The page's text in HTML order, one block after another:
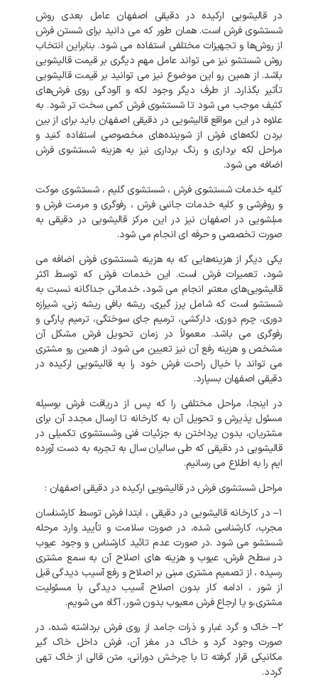
در قالیشویی ارکیده در دقیقی اصفهان عامل بعدی روش
شستشوی فرش است.همان طور که می دانید برای شستن فرش
از روش‌ها و تجهیزات مختلفی استفاده می شود. بنابراین انتخاب
روش شستشو نیز می تواند عامل مهم دیگری بر قیمت قالیشویی
باشد. از همین رو این موضوع نیز می توانید بر قیمت قالیشویی
تأثیر بگذارد. از طرف دیگر وجود لکه و آلودگی روی فرش‌های
کثیف موجب می شود تا شستشوی فرش کمی سخت ترشود. به
علاوه در این مواقع قالیشویی در دقیقی اصفهان باید برای از بین
بردن لکه‌های فرش از شوینده‌های مخصوصی استفاده کنید و
مراحل لکه برداری و رنگ برداری نیز به هزینه شستشوی فرش
اضافه می شود.
کلیه خدمات شستشوی فرش ، شستشوی گلیم ، شستشوی موکت
و روفرشی و کلیه خدمات جانبی فرش ، رفوگری و مرمت فرش و
مبلشویی در اصفهان نیز در این مرکز قالیشویی در دقیقی به
صورت تخصصی و حرفه ای انجام می شود.
یکی دیگر از هزینه‌هایی که به هزینه شستشوی فرش اضافه می
شود، تعمیرات فرش است. این خدمات فرش که توسط اکثر
قالیشویی‌های معتبر انجام می شود، خدماتی جداگانه نسبت به
شستشو است که شامل پرز گیری، ریشه بافی ریشه زنی، شیرازه
دوری، چرم دوری، دارکشی، ترمیم جای سوختگی، ترمیم پارگی و
رفوگری می باشد. معمولاً در زمان تحویل فرش مشکل آن
مشخص و هزینه رفع آن نیز تعیین می شود. از همین رو مشتری
می تواند با خیال راحت فرش خود را به قالیشویی ارکیده در
دقیقی اصفهان بسپارد.
در اینجا، مراحل مختلفی را که پس از دریافت فرش بوسیله
مسئول پذیرش و تحویل آن به کارخانه تا ارسال مجدد آن برای
مشتریان، بدون پرداختن به جزئیات فنی وشستشوی تکمیلی در
قالیشویی در دقیقی که طی سالیان سال به تجربه به دست آورده
ایم را به اطلاع می رسانیم.
مراحل شستشوی فرش درقالیشویی ارکیده در دقیقی اصفهان :
۱– در کارخانه قالیشویی در دقیقی ، ابتدا فرش توسط کارشناسان
مجرب، کارشناسی شده، در صورت سلامت و تأیید وارد مرحله
شستشو می شود .در صورت عدم تائید کارشناس و وجود عیوب
در سطح فرش، عیوب و هزینه های اصلاح آن به سمع مشتری
رسیده ، ازتصمیم مشتری مبنی بر اصلاح و رفع آسیب دیدگی قبل
از شور ، ادامه کار بدون اصلاح آسیب دیدگی با مسئولیت
مشتری،و یا ارجاع فرش معیوب بدون شور، آگاه می شویم.
۲– خاک و گرد غبار و ذرات جامد از روی فرش برداشته شده، در
صورت وجود گرد و خاک در مغز آن، فرش داخل خاک گیر
مکانیکی قرار گرفته تا با چرخش دورانی، متن قالی از خاک تهی
گردد.